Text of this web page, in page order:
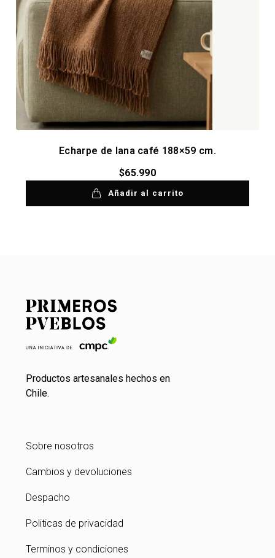
Echarpe de lana café 188×59 cm.
$65.990
Añadir al carrito
Productos artesanales hechos en
Chile.
Sobre nosotros
Cambios y devoluciones
Despacho
Politicas de privacidad
Terminos y condiciones